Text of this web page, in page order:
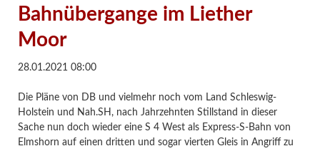
Bahnübergange im Liether
Moor
28.01.2021 08:00
Die Pläne von DB und vielmehr noch vom Land Schleswig-
Holstein und Nah.SH, nach Jahrzehnten Stillstand in dieser
Sache nun doch wieder eine S 4 West als Express-S-Bahn von
Elmshorn auf einen dritten und sogar vierten Gleis in Angriff zu